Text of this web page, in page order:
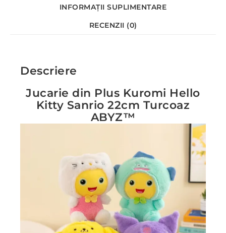
INFORMAȚII SUPLIMENTARE
RECENZII (0)
Descriere
Jucarie din Plus Kuromi Hello
Kitty Sanrio 22cm Turcoaz
ABYZ™